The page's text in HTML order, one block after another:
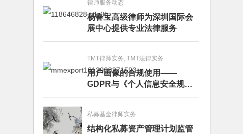
律师服务动态
杨春宝高级律师为深圳国际会
展中心提供专业法律服务
TMT律师实务, TMT法律实务
用户画像的合规使用——
GDPR与《个人信息安全规
范》的比较分析
私募基金律师实务
结构化私募资产管理计划监管